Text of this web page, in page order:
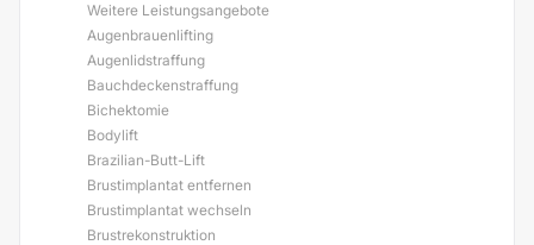
Weitere Leistungsangebote
Augenbrauenlifting
Augenlidstraffung
Bauchdeckenstraffung
Bichektomie
Bodylift
Brazilian-Butt-Lift
Brustimplantat entfernen
Brustimplantat wechseln
Brustrekonstruktion